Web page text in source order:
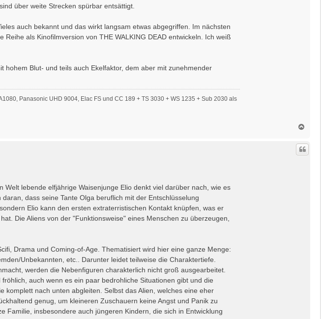
über weite Strecken spürbar entsättigt.
auch bekannt und das wirkt langsam etwas abgegriffen. Im nächsten
als Kinofilmversion von THE WALKING DEAD entwickeln. Ich weiß
hohem Blut- und teils auch Ekelfaktor, dem aber mit zunehmender
Panasonic UHD 9004, Elac FS und CC 189 + TS 3030 + WS 1235 + Sub 2030 als
c
o
lebende elfjährige Waisenjunge Elio denkt viel darüber nach, wie es
dass seine Tante Olga beruflich mit der Entschlüsselung
Elio kann den ersten extraterristischen Kontakt knüpfen, was er
Die Aliens von der "Funktionsweise" eines Menschen zu überzeugen,
Drama und Coming-of-Age. Thematisiert wird hier eine ganze Menge:
Unbekannten, etc.. Darunter leidet teilweise die Charaktertiefe.
werden die Nebenfiguren charakterlich nicht groß ausgearbeitet.
auch wenn es ein paar bedrohliche Situationen gibt und die
komplett nach unten abgleiten. Selbst das Alien, welches eine eher
genug, um kleineren Zuschauern keine Angst und Panik zu
Familie, insbesondere auch jüngeren Kindern, die sich in Entwicklung